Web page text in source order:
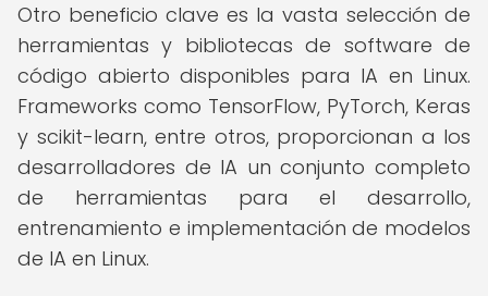
Otro beneficio clave es la vasta selección de
herramientas y bibliotecas de software de
código abierto disponibles para IA en Linux.
Frameworks como TensorFlow, PyTorch, Keras
y scikit-learn, entre otros, proporcionan a los
desarrolladores de IA un conjunto completo
de herramientas para el desarrollo,
entrenamiento e implementación de modelos
de IA en Linux.